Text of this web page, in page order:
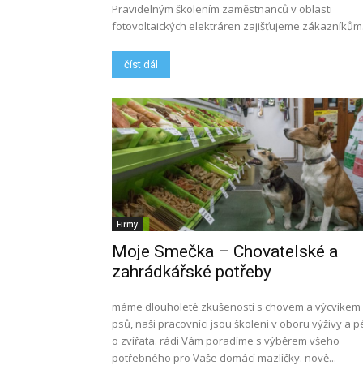
Pravidelným školením zaměstnanců v oblasti
fotovoltaických elektráren zajišťujeme
číst dál
Firmy
Moje Smečka – Chovatelské a
zahrádkářské potřeby
máme dlouholeté zkušenosti s chovem a výcvikem
psů, naši pracovníci jsou školeni v oboru výživy a
o zvířata. rádi Vám poradíme s výběrem všeho
potřebného pro Vaše domácí mazlíčky. nově...